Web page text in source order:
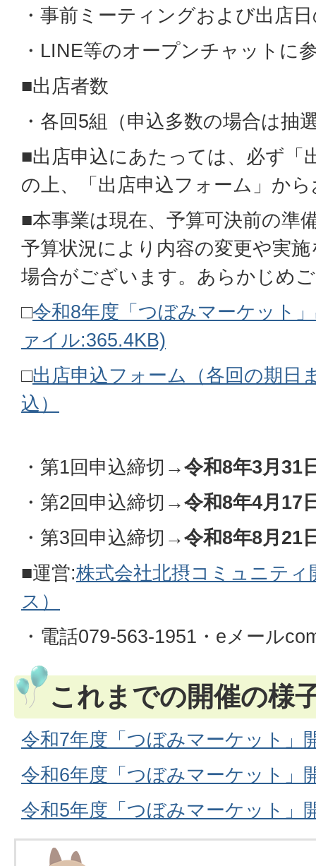
・事前ミーティングおよび出店
・LINE等のオープンチャットに
■出店者数
・各回5組（申込多数の場合は抽
■出店申込にあたっては、必ず「
の上、「出店申込フォーム」か
■本事業は現在、予算可決前の準
予算状況により内容の変更や実
場合がございます。あらかじめ
□令和8年度「つぼみマーケット
ァイル:365.4KB)
□出店申込フォーム（各回の期日
込）
・第1回申込締切→令和8年3月31
・第2回申込締切→令和8年4月17
・第3回申込締切→令和8年8月21
■運営:株式会社北摂コミュニテ
ス）
・電話079-563-1951・eメール
これまでの開催の様
令和7年度「つぼみマーケット」
令和6年度「つぼみマーケット」
令和5年度「つぼみマーケット」